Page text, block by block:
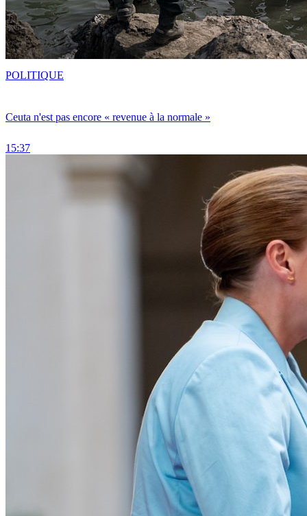
Ceuta n'est pas encore « revenue à la normale »
15:37
POLITIQUE